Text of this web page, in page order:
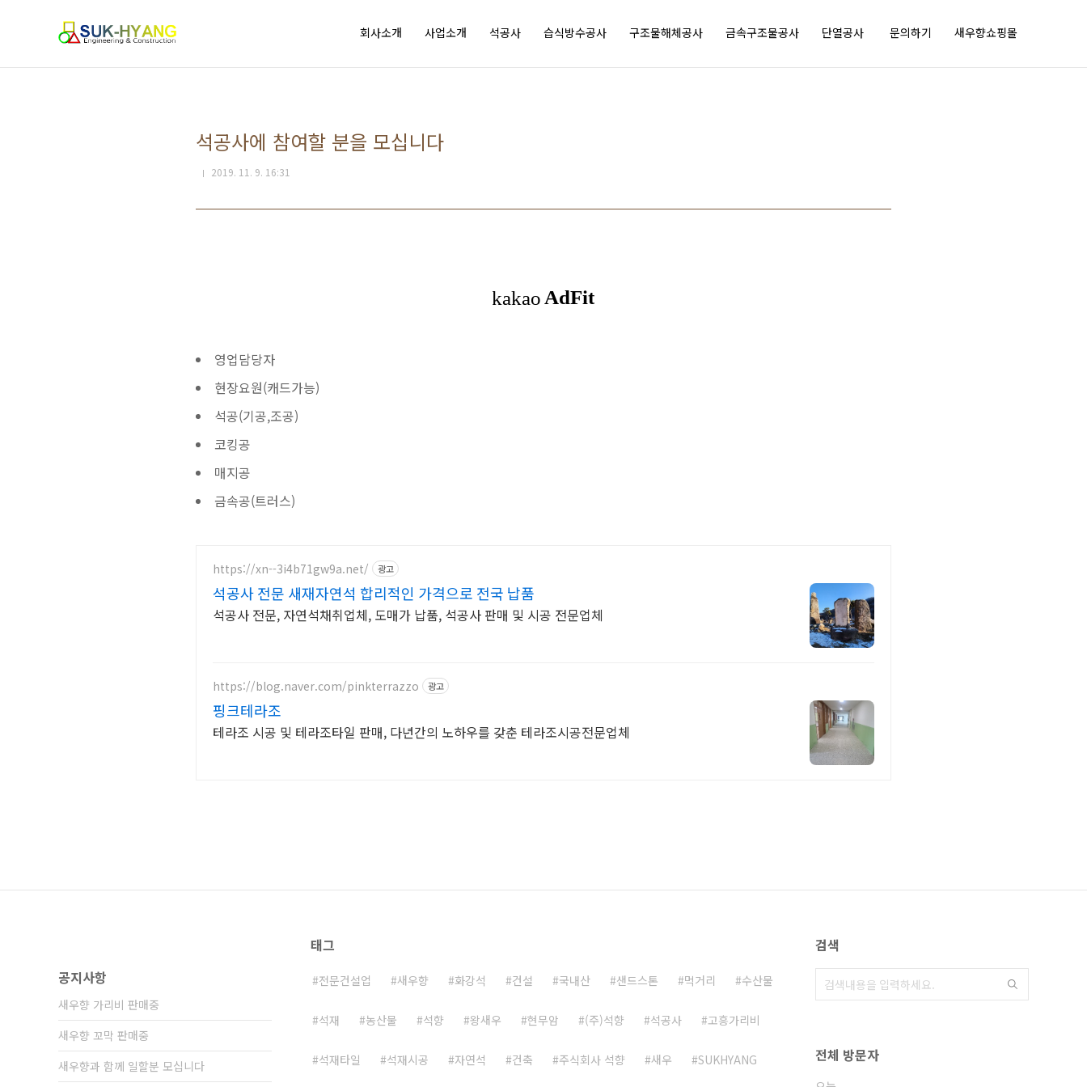
loves
my
회사소개 사업소개 석공사 습식방수공사 구조물해체공사 금속구조물공사 단열공사 문의하기 새우향쇼핑몰
석공사에 참여할 분을 모십니다
2019. 11. 9. 16:31
영업담당자
현장요원(캐드가능)
석공(기공,조공)
코킹공
매지공
금속공(트러스)
https://xn--3i4b71gw9a.net/ 광고
석공사 전문 새재자연석 합리적인 가격으로 전국 납품
석공사 전문, 자연석채취업체, 도매가 납품, 석공사 판매 및 시공 전문업체
https://blog.naver.com/pinkterrazzo 광고
핑크테라조
테라조 시공 및 테라조타일 판매, 다년간의 노하우를 갖춘 테라조시공전문업체
공지사항
새우향 가리비 판매중
새우향 꼬막 판매중
새우향과 함께 일할분 모십니다
태그
전문건설업 새우향 화강석 건설 국내산 샌드스톤 먹거리 수산물
석재 농산물 석향 왕새우 현무암 (주)석향 석공사 고흥가리비
석재타일 석재시공 자연석 건축 주식회사 석향 새우 SUKHYANG
검색
전체 방문자